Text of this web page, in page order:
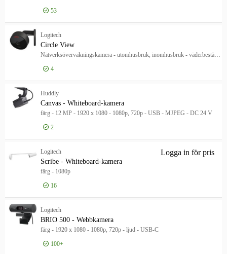
53
Logitech
Circle View
4
Huddly
Canvas - Whiteboard-kamera
färg - 12 MP - 1920 x 1080 - 1080p, 720p - USB - MJPEG - DC 24 V
2
Logitech
Scribe - Whiteboard-kamera
färg - 1080p
16
Logga in för pris
Logitech
BRIO 500 - Webbkamera
färg - 1920 x 1080 - 1080p, 720p - ljud - USB-C
100+